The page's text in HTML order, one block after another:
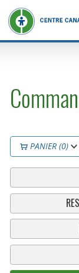
PANIER (0)